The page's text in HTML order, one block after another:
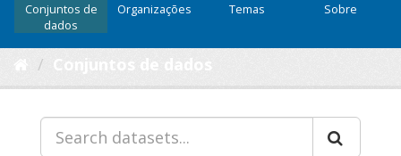
Conjuntos de
dados
Organizações Temas Sobre